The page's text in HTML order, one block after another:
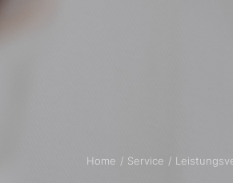
Home Service